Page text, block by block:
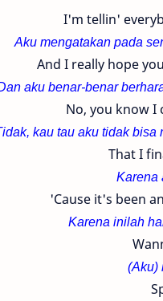
I'm tellin'
Aku mengatakan pada
And I really hope
aku benar-benar
No, you know I
kau tau aku tidak
That I
Karena
'Cause it's been
Karena inilah
(Aku)